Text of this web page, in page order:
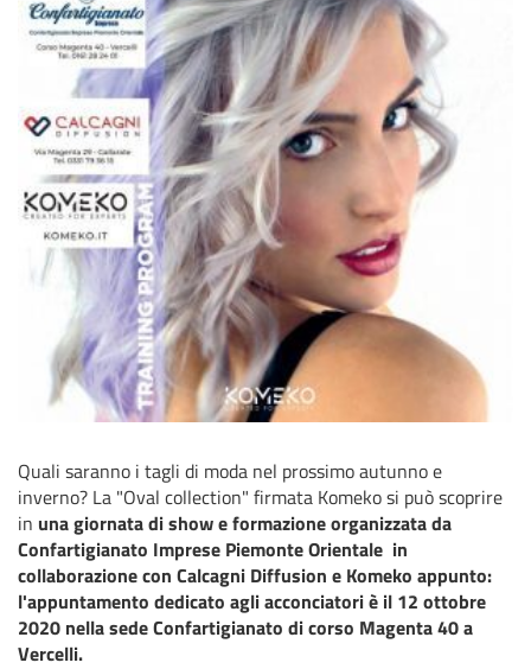
Quali saranno i tagli di moda nel prossimo autunno e
inverno? La "Oval collection" firmata Komeko si può scoprire
in una giornata di show e formazione organizzata da
Confartigianato Imprese Piemonte Orientale in
collaborazione con Calcagni Diffusion e Komeko appunto:
l'appuntamento dedicato agli acconciatori è il 12 ottobre
2020 nella sede Confartigianato di corso Magenta 40 a
Vercelli.